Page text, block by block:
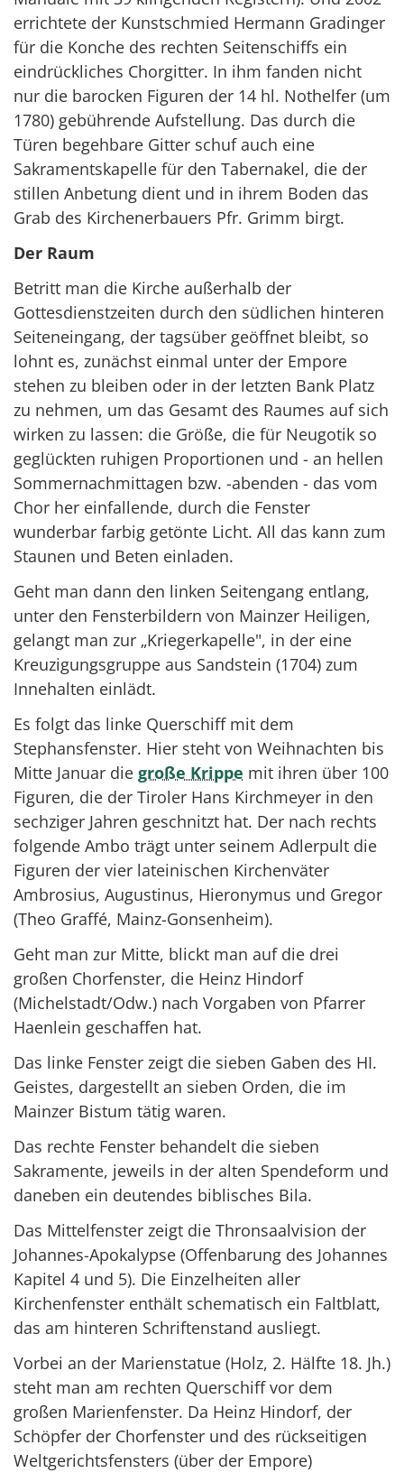
errichtete der Kunstschmied Hermann Gradinger
für die Konche des rechten Seitenschiffs ein
eindrückliches Chorgitter. In ihm fanden nicht
nur die barocken Figuren der 14 hl. Nothelfer (um
1780) gebührende Aufstellung. Das durch die
Türen begehbare Gitter schuf auch eine
Sakramentskapelle für den Tabernakel, die der
stillen Anbetung dient und in ihrem Boden das
Grab des Kirchenerbauers Pfr. Grimm birgt.
Der Raum
Betritt man die Kirche außerhalb der
Gottesdienstzeiten durch den südlichen hinteren
Seiteneingang, der tagsüber geöffnet bleibt, so
lohnt es, zunächst einmal unter der Empore
stehen zu bleiben oder in der letzten Bank Platz
zu nehmen, um das Gesamt des Raumes auf sich
wirken zu lassen: die Größe, die für Neugotik so
geglückten ruhigen Proportionen und - an hellen
Sommernachmittagen bzw. -abenden - das vom
Chor her einfallende, durch die Fenster
wunderbar farbig getönte Licht. All das kann zum
Staunen und Beten einladen.
Geht man dann den linken Seitengang entlang,
unter den Fensterbildern von Mainzer Heiligen,
gelangt man zur „Kriegerkapelle", in der eine
Kreuzigungsgruppe aus Sandstein (1704) zum
Innehalten einlädt.
Es folgt das linke Querschiff mit dem
Stephansfenster. Hier steht von Weihnachten bis
Mitte Januar die große Krippe mit ihren über 100
Figuren, die der Tiroler Hans Kirchmeyer in den
sechziger Jahren geschnitzt hat. Der nach rechts
folgende Ambo trägt unter seinem Adlerpult die
Figuren der vier lateinischen Kirchenväter
Ambrosius, Augustinus, Hieronymus und Gregor
(Theo Graffé, Mainz-Gonsenheim).
Geht man zur Mitte, blickt man auf die drei
großen Chorfenster, die Heinz Hindorf
(Michelstadt/Odw.) nach Vorgaben von Pfarrer
Haenlein geschaffen hat.
Das linke Fenster zeigt die sieben Gaben des HI.
Geistes, dargestellt an sieben Orden, die im
Mainzer Bistum tätig waren.
Das rechte Fenster behandelt die sieben
Sakramente, jeweils in der alten Spendeform und
daneben ein deutendes biblisches Bila.
Das Mittelfenster zeigt die Thronsaalvision der
Johannes-Apokalypse (Offenbarung des Johannes
Kapitel 4 und 5). Die Einzelheiten aller
Kirchenfenster enthält schematisch ein Faltblatt,
das am hinteren Schriftenstand ausliegt.
Vorbei an der Marienstatue (Holz, 2. Hälfte 18. Jh.)
steht man am rechten Querschiff vor dem
großen Marienfenster. Da Heinz Hindorf, der
Schöpfer der Chorfenster und des rückseitigen
Weltgerichtsfensters (über der Empore)